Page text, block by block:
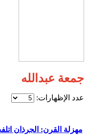
جمعة عبدالله
عدد الإظهارات: